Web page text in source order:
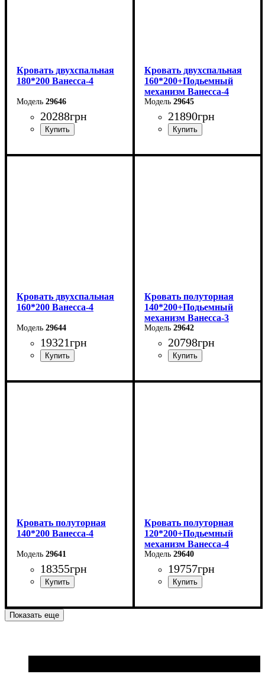
Кровать двухспальная
180*200 Ванесса-4
29646
20288грн
Ширина: 226 см
Кровать двухспальная
160*200+Подьемный
механизм Ванесса-4
29645
21890грн
Ширина: 186 см
Кровать двухспальная
160*200 Ванесса-4
29644
19321грн
Ширина: 186 см
Кровать полуторная
140*200+Подьемный
механизм Ванесса-3
29642
20798грн
Ширина: 166 см
Кровать полуторная
140*200 Ванесса-4
29641
18355грн
Ширина: 166 см
Высота: 86 см
Кровать полуторная
120*200+Подьемный
механизм Ванесса-4
29640
19757грн
Ширина: 146 см
Показать еще